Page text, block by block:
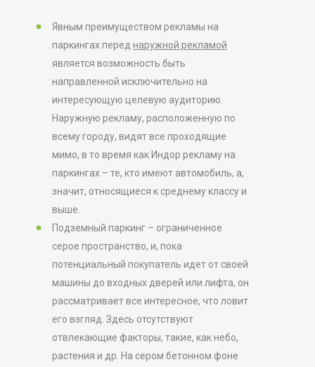
Явным преимуществом рекламы на
паркингах перед наружной рекламой
является возможность быть
направленной исключительно на
интересующую целевую аудиторию.
Наружную рекламу, расположенную по
всему городу, видят все проходящие
мимо, в то время как Индор рекламу на
паркингах – те, кто имеют автомобиль, а,
значит, относящиеся к среднему классу и
выше.
Подземный паркинг – ограниченное
серое пространство, и, пока
потенциальный покупатель идет от своей
машины до входных дверей или лифта, он
рассматривает все интересное, что ловит
его взгляд. Здесь отсутствуют
отвлекающие факторы, такие, как небо,
растения и др. На сером бетонном фоне